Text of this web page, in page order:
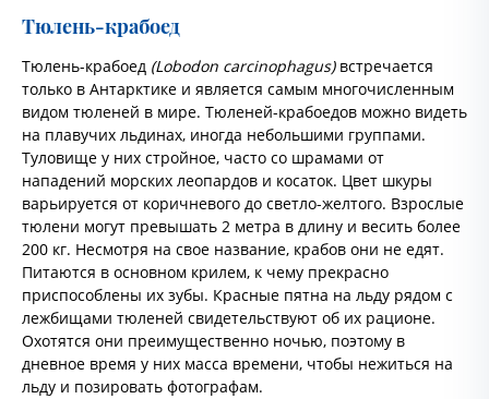
Тюлень-крабоед
Тюлень-крабоед (Lobodon carcinophagus)встречается
только в Антарктике и является самым многочисленным
видом тюленей в мире. Тюленей-крабоедов можно видеть
на плавучих льдинах, иногда небольшими группами.
Туловище у них стройное, часто со шрамами от
нападений морских леопардов и косаток. Цвет шкуры
варьируется от коричневого до светло-желтого. Взрослые
тюлени могут превышать 2 метра в длину и весить более
200 кг. Несмотря на свое название, крабов они не едят.
Питаются в основном крилем, к чему прекрасно
приспособлены их зубы. Красные пятна на льду рядом с
лежбищами тюленей свидетельствуют об их рационе.
Охотятся они преимущественно ночью, поэтому в
дневное время у них масса времени, чтобы нежиться на
льду и позировать фотографам.